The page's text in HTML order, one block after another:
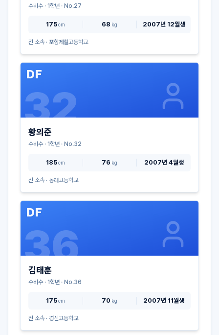
수비수· 1학년 · No.27
175cm 68 kg 2007년 12월생
전 소속 · 포항제철고등학교
DF
32
황의준
수비수· 1학년 · No.32
185cm 76 kg 2007년 4월생
전 소속 · 동래고등학교
DF
36
김태훈
수비수· 1학년 · No.36
175cm 70 kg 2007년 11월생
전 소속 · 경신고등학교